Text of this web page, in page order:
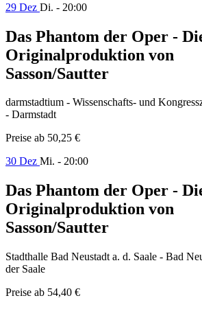
29 Dez Di. - 20:00
Das Phantom der Oper -
Originalproduktion von
Sasson/Sautter
darmstadtium - Wissenschafts- und
- Darmstadt
Preise ab 50,25 €
30 Dez Mi. - 20:00
Das Phantom der Oper -
Originalproduktion von
Sasson/Sautter
Stadthalle Bad Neustadt a. d. Saale - Bad
der Saale
Preise ab 54,40 €